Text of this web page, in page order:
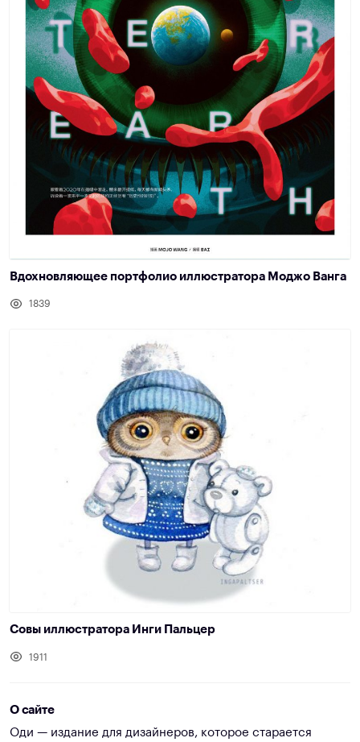
Вдохновляющее портфолио иллюстратора Моджо Ванга
1839
Совы иллюстратора Инги Пальцер
1911
О сайте
Оди — издание для дизайнеров, которое старается